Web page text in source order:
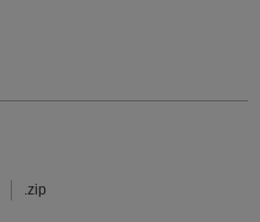
.zip